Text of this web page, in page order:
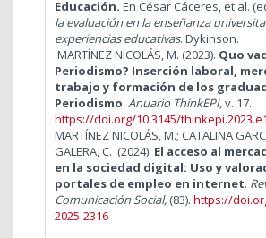
Educación. En César Cáceres, et al.
la evaluación en la enseñanza
experiencias educativas. Dykinson.
MARTÍ­NEZ NICOLÁS, M. (2023). Quo
Periodismo? Inserción laboral,
trabajo y formación de los
Periodismo. Anuario ThinkEPI,v. 17.
https://doi.org/10.3145/
MARTÍ­NEZ NICOLÁS, M.; CATALINA
GALERA, C. (2024). El acceso al
en la sociedad digital: Uso y
portales de empleo en internet.
Comunicación Social, (83). https://
2025-2316